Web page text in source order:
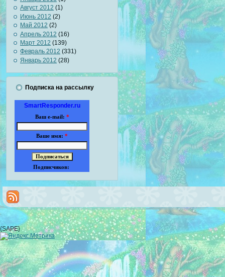
Август 2012 (1)
Июнь 2012 (2)
Май 2012 (2)
Апрель 2012 (16)
Март 2012 (139)
Февраль 2012 (331)
Январь 2012 (28)
Подписка на рассылку
SmartResponder.ru
Ваш e-mail: *
Ваше имя: *
Подписчиков:
{SAPE}